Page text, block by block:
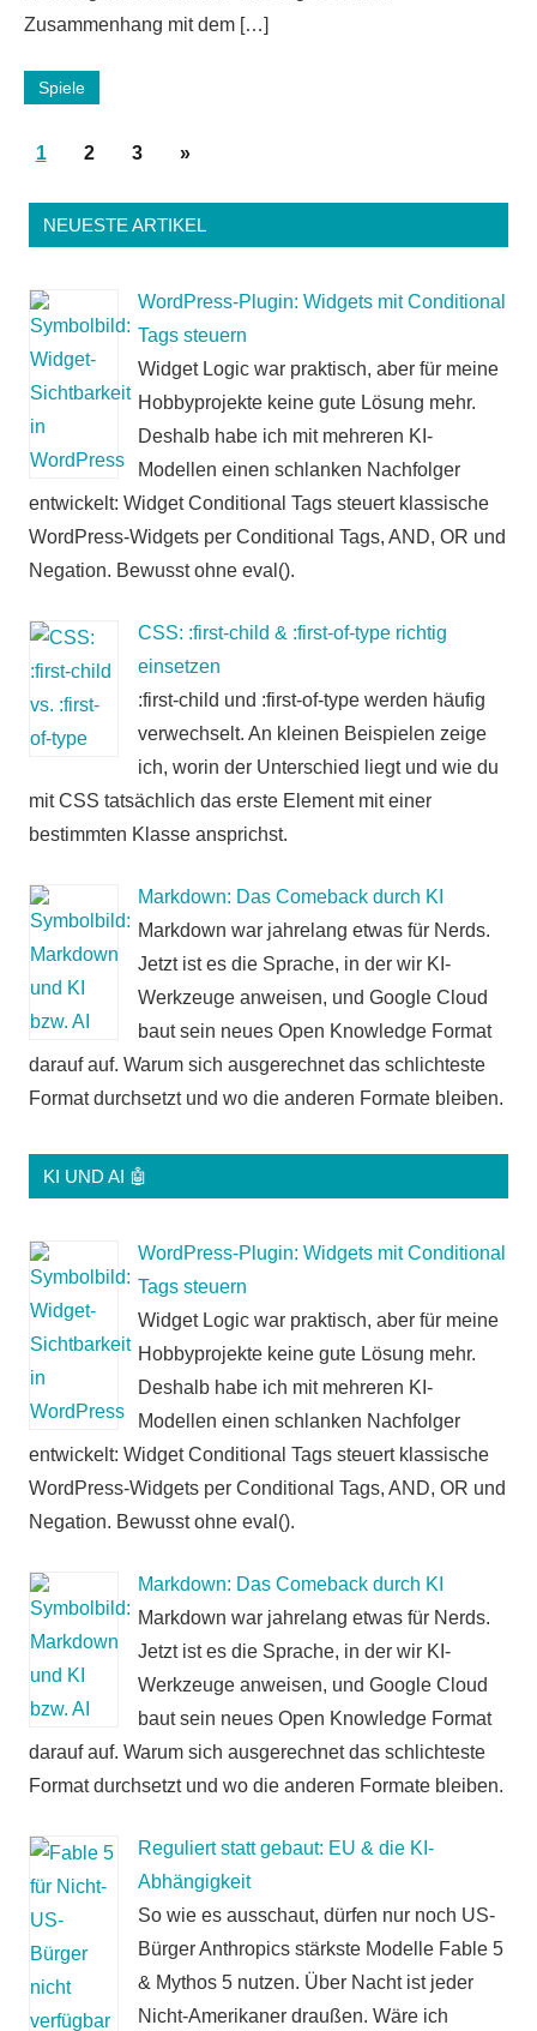
Zusammenhang mit dem […]
Spiele
Seitennummerierung
Beiträge
1 2 3
Nächste
»
NEUESTE ARTIKEL
WordPress-Plugin: Widgets mit Conditional
Tags steuern
Widget Logic war praktisch, aber für meine
Hobbyprojekte keine gute Lösung mehr.
Deshalb habe ich mit mehreren KI-
Modellen einen schlanken Nachfolger
entwickelt: Widget Conditional Tags steuert klassische
WordPress-Widgets per Conditional Tags, AND, OR und
Negation. Bewusst ohne eval().
CSS: :first-child & :first-of-type richtig
einsetzen
:first-child und :first-of-type werden häufig
verwechselt. An kleinen Beispielen zeige
ich, worin der Unterschied liegt und wie du
mit CSS tatsächlich das erste Element mit einer
bestimmten Klasse ansprichst.
Markdown: Das Comeback durch KI
Markdown war jahrelang etwas für Nerds.
Jetzt ist es die Sprache, in der wir KI-
Werkzeuge anweisen, und Google Cloud
baut sein neues Open Knowledge Format
darauf auf. Warum sich ausgerechnet das schlichteste
Format durchsetzt und wo die anderen Formate bleiben.
KI UND AI 🤖
WordPress-Plugin: Widgets mit Conditional
Tags steuern
Widget Logic war praktisch, aber für meine
Hobbyprojekte keine gute Lösung mehr.
Deshalb habe ich mit mehreren KI-
Modellen einen schlanken Nachfolger
entwickelt: Widget Conditional Tags steuert klassische
WordPress-Widgets per Conditional Tags, AND, OR und
Negation. Bewusst ohne eval().
Markdown: Das Comeback durch KI
Markdown war jahrelang etwas für Nerds.
Jetzt ist es die Sprache, in der wir KI-
Werkzeuge anweisen, und Google Cloud
baut sein neues Open Knowledge Format
darauf auf. Warum sich ausgerechnet das schlichteste
Format durchsetzt und wo die anderen Formate bleiben.
Reguliert statt gebaut: EU & die KI-
Abhängigkeit
So wie es ausschaut, dürfen nur noch US-
Bürger Anthropics stärkste Modelle Fable 5
& Mythos 5 nutzen. Über Nacht ist jeder
Nicht-Amerikaner draußen. Wäre ich